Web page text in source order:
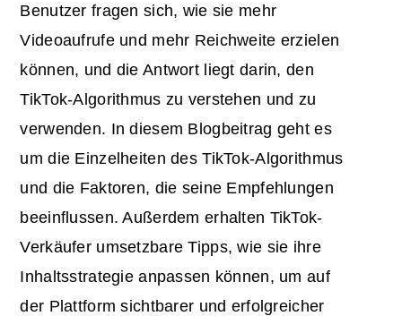
Benutzer fragen sich, wie sie mehr
Videoaufrufe und mehr Reichweite erzielen
können, und die Antwort liegt darin, den
TikTok-Algorithmus zu verstehen und zu
verwenden. In diesem Blogbeitrag geht es
um die Einzelheiten des TikTok-Algorithmus
und die Faktoren, die seine Empfehlungen
beeinflussen. Außerdem erhalten TikTok-
Verkäufer umsetzbare Tipps, wie sie ihre
Inhaltsstrategie anpassen können, um auf
der Plattform sichtbarer und erfolgreicher